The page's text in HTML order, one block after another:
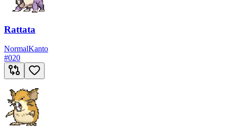
Rattata
NormalKanto
#020